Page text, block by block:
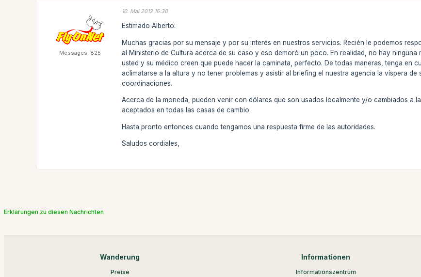
Messages: 825
10. Mai 2012 16:30
Estimado Alberto:
Muchas gracias por su mensaje y por su interés en nuestros servicios. Recién le podemos
al Ministerio de Cultura acerca de su caso y eso demoró un poco. En realidad, no hay ninguna
usted y su médico creen que puede hacer la caminata, perfecto. De todas maneras, tenga en
aclimatarse a la altura y no tener problemas y asistir al briefing el nuestra agencia la víspera
coordinaciones.
Acerca de la moneda, pueden venir con dólares que son usados localmente y/o cambiados a
aceptados en todas las casas de cambio.
Hasta pronto entonces cuando tengamos una respuesta firme de las autoridades.
Saludos cordiales,
Erklärungen zu diesen Nachrichten
Wanderung
Preise
Informationen
Informationszentrum